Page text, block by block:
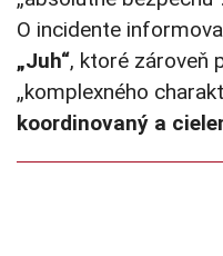
O incidente
„Juh“, ktoré zároveň
„komplexného
koordinovaný a